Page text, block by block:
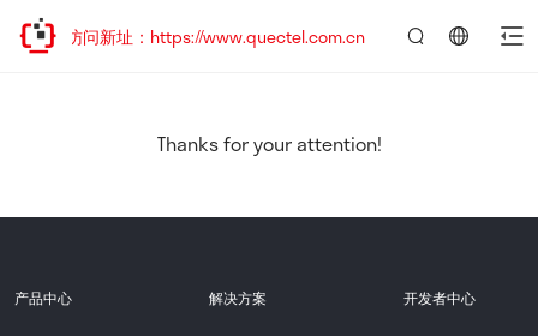
，欢迎访问新址：https://www.quectel.com.cn
Thanks for your attention!
产品中心 解决方案 开发者中心